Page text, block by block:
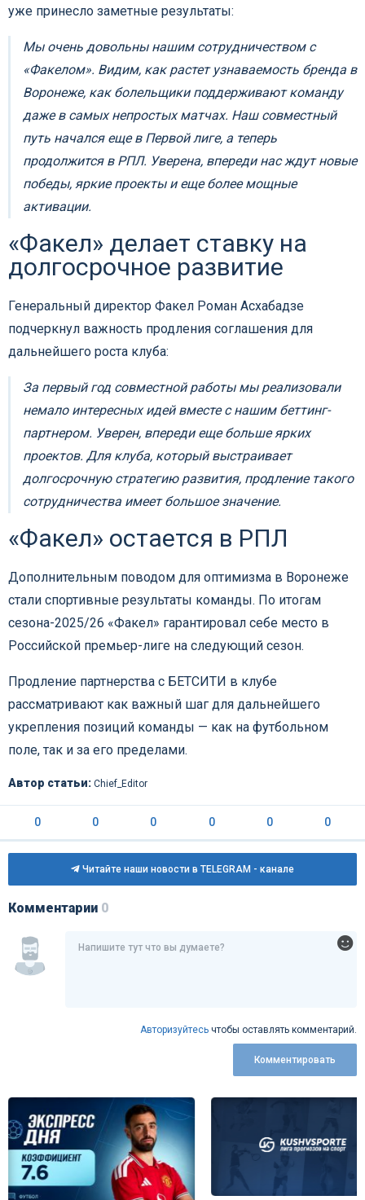
уже принесло заметные результаты:
Мы очень довольны нашим сотрудничеством с
«Факелом». Видим, как растет узнаваемость бренда в
Воронеже, как болельщики поддерживают команду
даже в самых непростых матчах. Наш совместный
путь начался еще в Первой лиге, а теперь
продолжится в РПЛ. Уверена, впереди нас ждут новые
победы, яркие проекты и еще более мощные
активации.
«Факел» делает ставку на
долгосрочное развитие
Генеральный директор Факел Роман Асхабадзе
подчеркнул важность продления соглашения для
дальнейшего роста клуба:
За первый год совместной работы мы реализовали
немало интересных идей вместе с нашим беттинг-
партнером. Уверен, впереди еще больше ярких
проектов. Для клуба, который выстраивает
долгосрочную стратегию развития, продление такого
сотрудничества имеет большое значение.
«Факел» остается в РПЛ
Дополнительным поводом для оптимизма в Воронеже
стали спортивные результаты команды. По итогам
сезона-2025/26 «Факел» гарантировал себе место в
Российской премьер-лиге на следующий сезон.
Продление партнерства с БЕТСИТИ в клубе
рассматривают как важный шаг для дальнейшего
укрепления позиций команды — как на футбольном
поле, так и за его пределами.
Автор статьи: Chief_Editor
0 0 0 0 0 0
Читайте наши новости в TELEGRAM - канале
Комментарии 0
Авторизуйтесь чтобы оставлять комментарий.
Комментировать